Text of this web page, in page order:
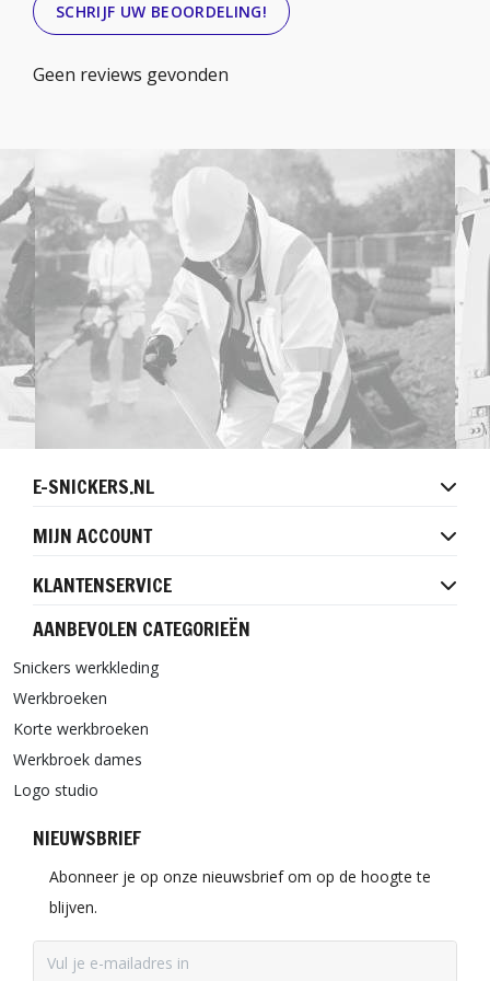
SCHRIJF UW BEOORDELING!
Geen reviews gevonden
E-SNICKERS.NL
MIJN ACCOUNT
KLANTENSERVICE
AANBEVOLEN CATEGORIEËN
Snickers werkkleding
Werkbroeken
Korte werkbroeken
Werkbroek dames
Logo studio
NIEUWSBRIEF
Abonneer je op onze nieuwsbrief om op de hoogte te
blijven.